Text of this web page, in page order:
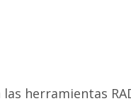
herramientas